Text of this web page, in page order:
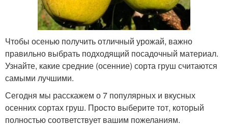
Чтобы осенью получить отличный урожай, важно
правильно выбрать подходящий посадочный материал.
Узнайте, какие средние (осенние) сорта груш считаются
самыми лучшими.
Сегодня мы расскажем о 7 популярных и вкусных
осенних сортах груш. Просто выберите тот, который
полностью соответствует вашим пожеланиям.